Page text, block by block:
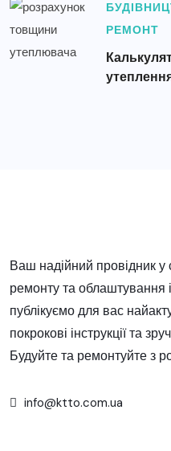
РЕМОНТ
Ваш надійний провідник у
ремонту та
публікуємо для вас
покрокові інструкції та
Будуйте та ремонтуйте з
info@ktto.com.ua